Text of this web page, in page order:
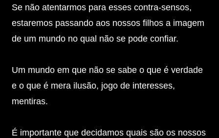
Se não atentarmos para esses contra-sensos,
estaremos passando aos nossos filhos a imagem
de um mundo no qual não se pode confiar.
Um mundo em que não se sabe o que é verdade
e o que é mera ilusão, jogo de interesses,
mentiras.
É importante que decidamos quais são os nossos